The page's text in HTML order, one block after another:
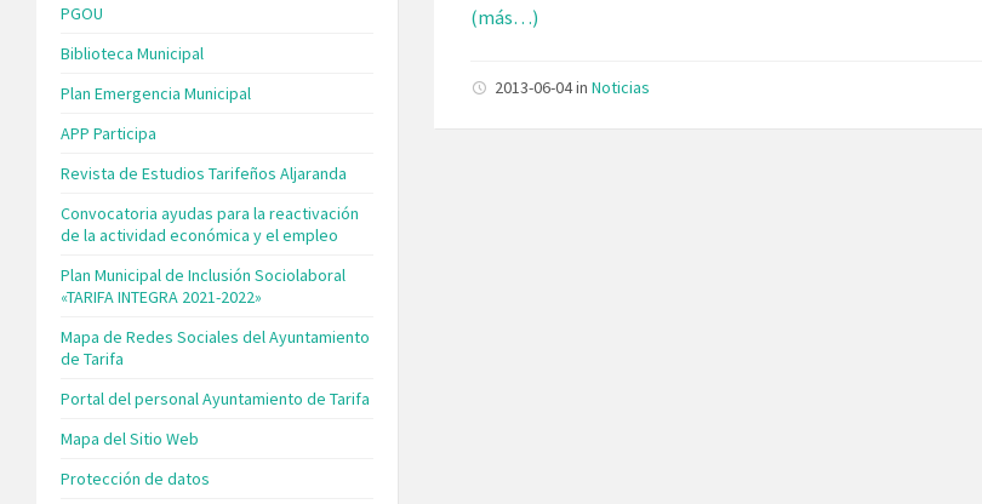
(más…)
2013-06-04inNoticias
PGOU
Biblioteca Municipal
Plan Emergencia Municipal
APP Participa
Revista de Estudios Tarifeños Aljaranda
Convocatoria ayudas para la reactivación
de la actividad económica y el empleo
Plan Municipal de Inclusión Sociolaboral
«TARIFA INTEGRA 2021-2022»
Mapa de Redes Sociales del Ayuntamiento
de Tarifa
Portal del personal Ayuntamiento de Tarifa
Mapa del Sitio Web
Protección de datos